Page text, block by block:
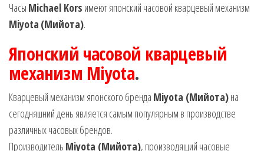
Часы Michael Kors имеют японский часовой кварцевый механизм
Miyota (Мийота).
Японский часовой кварцевый
механизм Miyota.
Кварцевый механизм японского бренда Miyota (Мийота)на
сегодняшний день является самым популярным в производстве
различных часовых брендов.
Производитель Miyota (Мийота), производящий часовые